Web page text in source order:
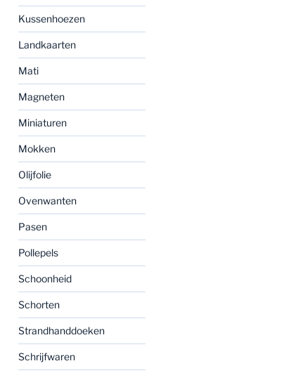
Kussenhoezen
Landkaarten
Mati
Magneten
Miniaturen
Mokken
Olijfolie
Ovenwanten
Pasen
Pollepels
Schoonheid
Schorten
Strandhanddoeken
Schrijfwaren